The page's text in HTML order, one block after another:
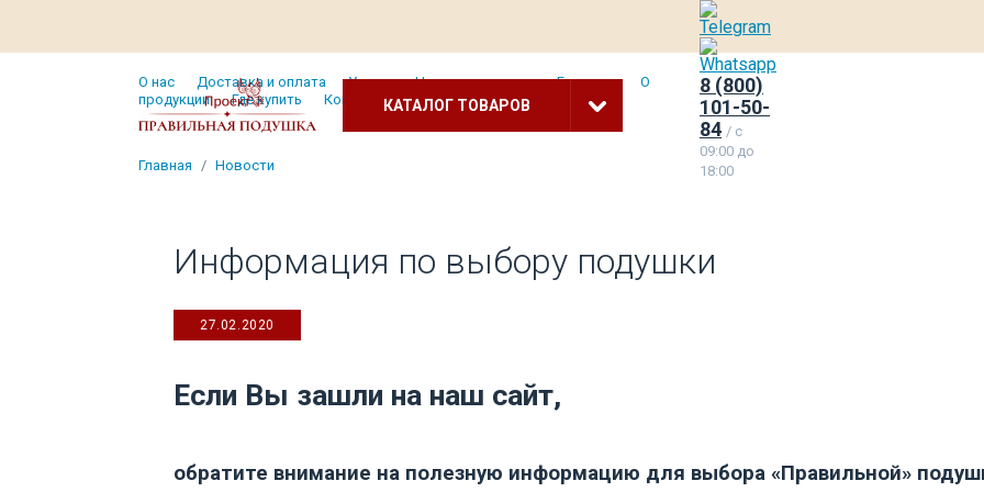
О нас Доставка и оплата Услуги Новости и статьи Гарантия
О
продукции
Где купить Контакты
8 (800)
101-50-
84 / c
09:00 до
18:00
КАТАЛОГ ТОВАРОВ
Главная Новости
Информация по выбору подушки
27.02.2020
Если Вы зашли на наш сайт,
обратите внимание на полезную информацию для выбора «Правильной»